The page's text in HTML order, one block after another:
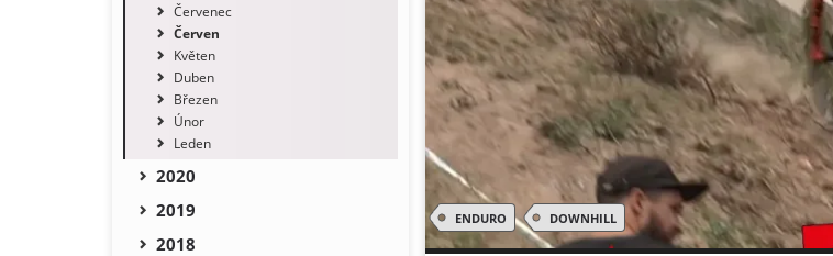
ENDURO DOWNHILL
Červenec
Červen
Květen
Duben
Březen
Únor
Leden
2020
2019
2018